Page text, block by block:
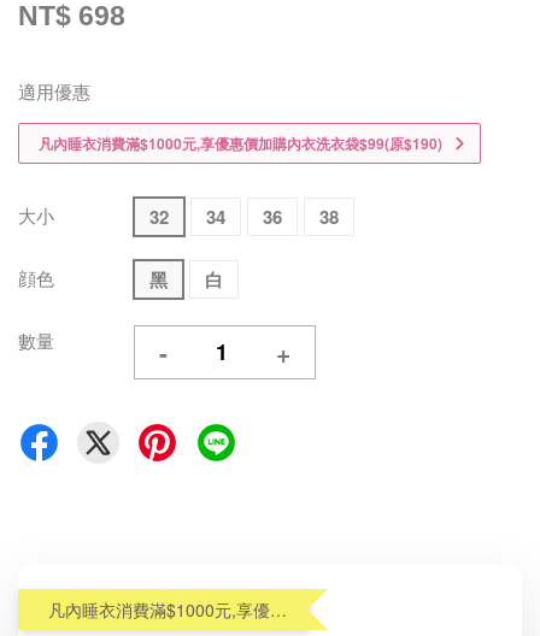
NT$ 698
適用優惠
凡內睡衣消費滿$1000元,享優惠價加購內衣洗衣袋$99(原$190)
大小 32 34 36 38
顔色 黑 白
數量 - +
凡內睡衣消費滿$1000元,享優惠價加購內衣洗衣袋$99(原$190)